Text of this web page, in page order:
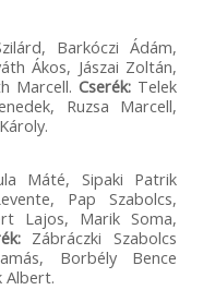
Barkóczi Ádám,
Ákos, Jászai Zoltán,
Marcell.Cserék: Telek
Ruzsa Marcell,
Máté, Sipaki Patrik
Pap Szabolcs,
Lajos, Marik Soma,
Zábráczki Szabolcs
Borbély Bence
Albert.